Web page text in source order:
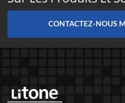
CONTACTEZ-NOUS